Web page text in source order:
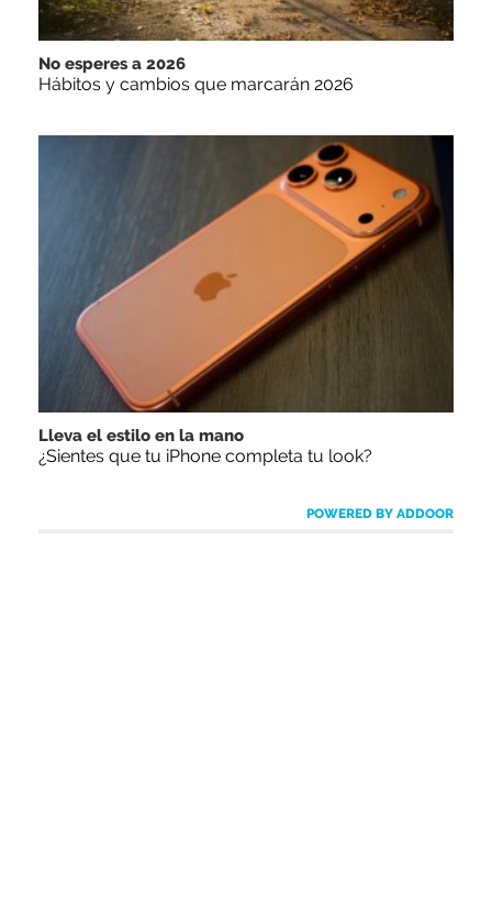
No esperes a 2026
Hábitos y cambios que marcarán 2026
Lleva el estilo en la mano
¿Sientes que tu iPhone completa tu look?
POWERED BY ADDOOR